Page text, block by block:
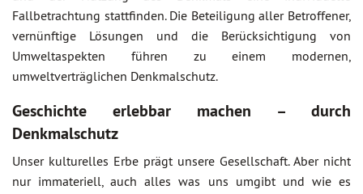
Fallbetrachtung stattfinden. Die Beteiligung aller Betroffener,
vernünftige Lösungen und die Berücksichtigung von
Umweltaspekten führen zu einem modernen,
umweltverträglichen Denkmalschutz.
Geschichte erlebbar machen – durch
Denkmalschutz
Unser kulturelles Erbe prägt unsere Gesellschaft. Aber nicht
nur immateriell, auch alles was uns umgibt und wie es